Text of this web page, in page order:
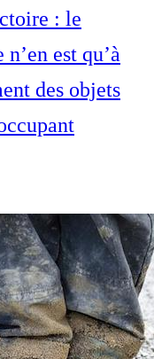
: le
est qu’à
des objets